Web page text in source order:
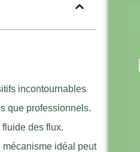
incontournables
que professionnels.
des flux.
mécanisme idéal peut